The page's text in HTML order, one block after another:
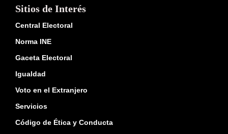
Sitios de Interés
Central Electoral
Norma INE
Gaceta Electoral
Igualdad
Voto en el Extranjero
Servicios
Código de Ética y Conducta